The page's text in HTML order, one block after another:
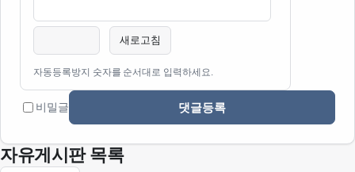
새로고침
자동등록방지 숫자를 순서대로 입력하세요.
비밀글 댓글등록
자유게시판 목록